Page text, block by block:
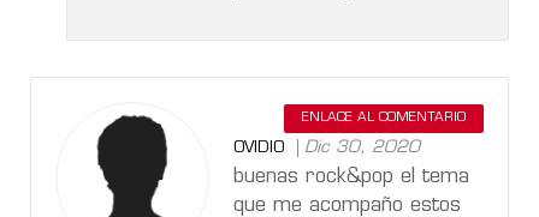
ENLACE AL COMENTARIO
OVIDIO Dic 30, 2020
buenas rock&pop el tema
que me acompaño estos